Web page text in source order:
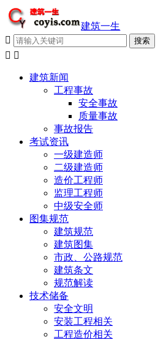
建筑一生

 
建筑新闻
工程事故
安全事故
质量事故
事故报告
考试资讯
一级建造师
二级建造师
造价工程师
监理工程师
中级安全师
图集规范
建筑规范
建筑图集
市政、公路规范
建筑条文
规范解读
技术储备
安全文明
安装工程相关
工程造价相关